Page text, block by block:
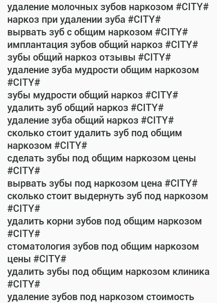
удаление молочных зубов наркозом #CITY#
наркоз при удалении зуба #CITY#
вырвать зуб с общим наркозом #CITY#
имплантация зубов общий наркоз #CITY#
зубы общий наркоз отзывы #CITY#
удаление зуба мудрости общим наркозом
#CITY#
зубы мудрости общий наркоз #CITY#
удалить зуб общий наркоз #CITY#
удаление зуба общий наркоз #CITY#
сколько стоит удалить зуб под общим
наркозом #CITY#
сделать зубы под общим наркозом цены
#CITY#
вырвать зубы под наркозом цена #CITY#
сколько стоит выдернуть зуб под наркозом
#CITY#
удалить корни зубов под общим наркозом
#CITY#
стоматология зубов под общим наркозом
цены #CITY#
удалить зубы под общим наркозом клиника
#CITY#
удаление зубов под наркозом стоимость